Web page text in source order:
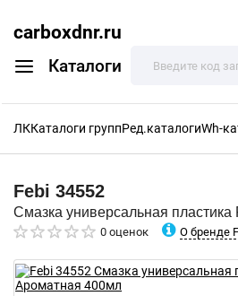
carboxdnr.ru
Каталоги
ЛККаталоги группРед.каталогиWh-
Febi 34552
Смазка универсальная
0 оценок О бренде